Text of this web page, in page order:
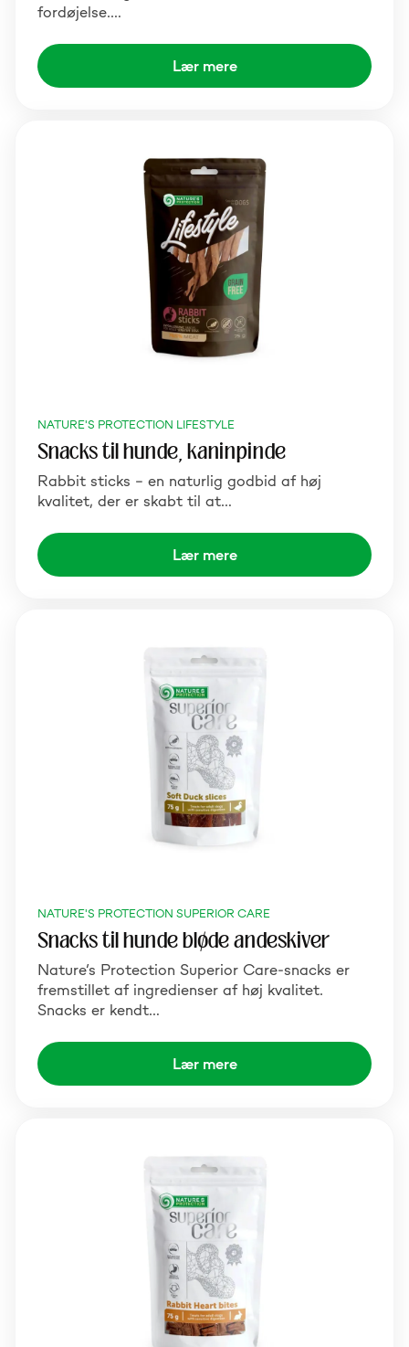
fordøjelse.…
Lær mere
NATURE'S PROTECTION LIFESTYLE
Snacks til hunde, kaninpinde
Rabbit sticks – en naturlig godbid af høj
kvalitet, der er skabt til at…
Lær mere
NATURE'S PROTECTION SUPERIOR CARE
Snacks til hunde bløde andeskiver
Nature’s Protection Superior Care-snacks er
fremstillet af ingredienser af høj kvalitet.
Snacks er kendt…
Lær mere